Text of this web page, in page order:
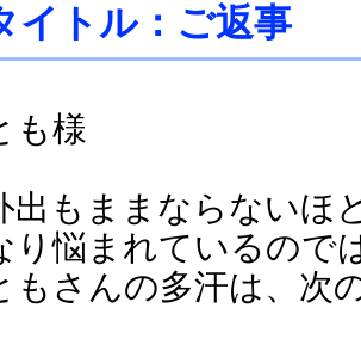
イトル：ご返事
も様
出もままならないほ
り悩まれているので
もさんの多汗は、次